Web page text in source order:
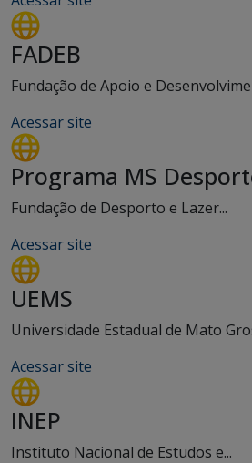
FADEB
Fundação de Apoio e
Acessar site
Programa MS
Fundação de Desporto e Lazer...
Acessar site
UEMS
Universidade Estadual de Mato
Acessar site
INEP
Instituto Nacional de Estudos e...